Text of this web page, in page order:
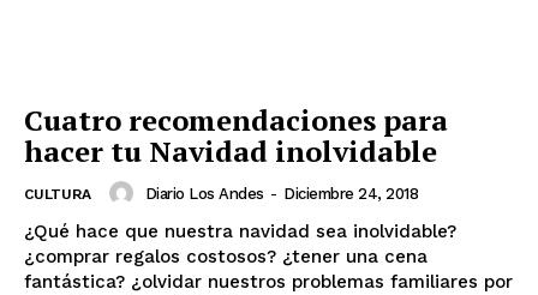
Cuatro recomendaciones para
hacer tu Navidad inolvidable
CULTURA Diario Los Andes - Diciembre 24, 2018
¿Qué hace que nuestra navidad sea inolvidable?
¿comprar regalos costosos? ¿tener una cena
fantástica? ¿olvidar nuestros problemas familiares por